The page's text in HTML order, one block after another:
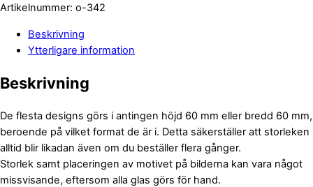
Artikelnummer: o-342
Beskrivning
Ytterligare information
Beskrivning
De flesta designs görs i antingen höjd 60 mm eller bredd 60 mm,
beroende på vilket format de är i. Detta säkerställer att storleken
alltid blir likadan även om du beställer flera gånger.
Storlek samt placeringen av motivet på bilderna kan vara något
missvisande, eftersom alla glas görs för hand.